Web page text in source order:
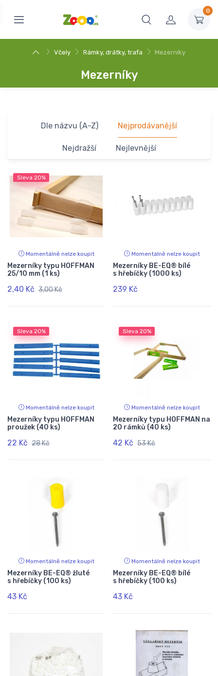
0
Včely Rámky, drátky, trafa Mezerníky
Mezerníky
Dle názvu (A-Z) Nejprodávanější
Nejdražší Nejlevnější
Sleva 20%
Momentálně nelze koupit
Mezerníky typu HOFFMAN
25/10 mm (1 ks)
2,40 Kč 3,00 Kč
Momentálně nelze koupit
Mezerníky BE-EQ® bílé
s hřebíčky (1000 ks)
239 Kč
Sleva 20%
Momentálně nelze koupit
Mezerníky typu HOFFMAN
proužek (40 ks)
22 Kč 28 Kč
Sleva 20%
Momentálně nelze koupit
Mezerníky typu HOFFMAN na
20 rámků (40 ks)
42 Kč 53 Kč
Momentálně nelze koupit
Mezerníky BE-EQ® žluté
s hřebíčky (100 ks)
43 Kč
Momentálně nelze koupit
Mezerníky BE-EQ® bílé
s hřebíčky (100 ks)
43 Kč